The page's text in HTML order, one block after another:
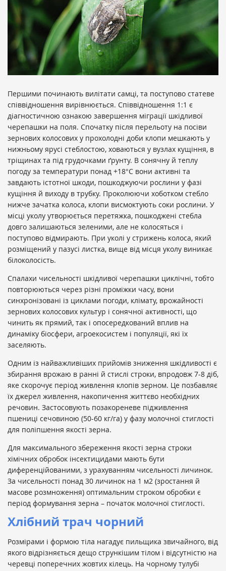
Першими починають вилітати самці, та поступово статеве
співвідношення вирівнюється. Співвідношення 1:1 є
діагностичною ознакою завершення міграції шкідливої
черепашки на поля. Спочатку після перельоту на посіви
зернових колосових у прохолодні доби клопи мешкають у
нижньому ярусі стеблостою, ховаються у вузлах кущіння, в
тріщинах та під грудочками ґрунту. В сонячну й теплу
погоду за температури понад +18°С вони активні та
завдають істотної шкоди, пошкоджуючи рослини у фазі
кущіння й виходу в трубку. Проколюючи хоботком стебло
нижче зачатка колоса, клопи висмоктують соки рослини. У
місці уколу утворюється перетяжка, пошкоджені стебла
довго залишаються зеленими, але не колосяться і
поступово відмирають. При уколі у стрижень колоса, який
розміщений у пазусі листка, вище від місця уколу виникає
білоколосість.
Спалахи чисельності шкідливої черепашки циклічні, тобто
повторюються через різні проміжки часу, вони
синхронізовані із циклами погоди, клімату, врожайності
зернових колосових культур і сонячної активності, що
чинить як прямий, так і опосередкований вплив на
динаміку біосфери, агроекосистем і популяції, які їх
заселяють.
Одним із найважливіших прийомів зниження шкідливості є
збирання врожаю в ранні й стислі строки, впродовж 7-8 діб,
яке скорочує період живлення клопів зерном. Це позбавляє
їх джерел живлення, накопичення життєво необхідних
речовин. Застосовують позакореневе підживлення
пшениці сечовиною (50-60 кг/га) у фазу молочної стиглості
для поліпшення якості зерна.
Для максимального збереження якості зерна строки
хімічних обробок інсектицидами мають бути
диференційованими, з урахуванням чисельності личинок.
За чисельності понад 30 личинок на 1 м2 (зростання й
масове розмноження) оптимальним строком обробки є
період формування зерна – початок молочної стиглості.
Хлібний трач чорний
Розмірами і формою тіла нагадує пильщика звичайного, від
якого відрізняється дещо стрункішим тілом і відсутністю на
черевці поперечних жовтих кілець. На чорному тулубі